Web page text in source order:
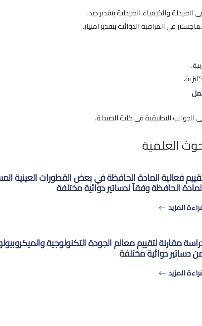
الصيدلة والكيمياء الصيدلية بتقدير جيد.
في المراقبة الدوائية بتقدير امتياز.
الجوانب التطبيقية في كلية الصيدلة.
العلمية
فعالية المادة الحافظة في بعض القطورات العينية
الحافظة وفقاً لدساتير دوائية مختلفة
المزيد
مقارنة لتقييم معالم الجودة التكنولوجية
دساتير دوائية مختلفة
المزيد